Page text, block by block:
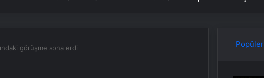
görüşme sona erdi Popüler